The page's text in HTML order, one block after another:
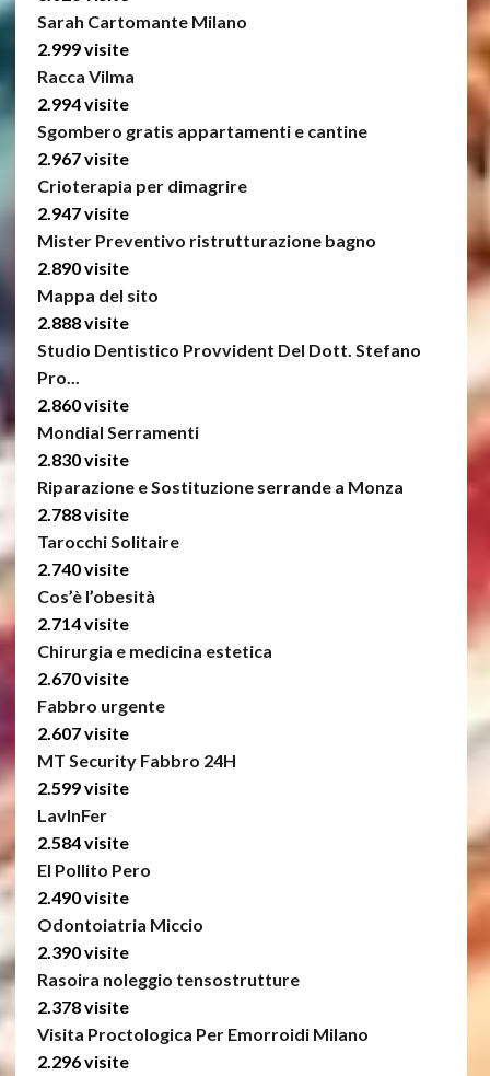
Sarah Cartomante Milano
2.999 visite
Racca Vilma
2.994 visite
Sgombero gratis appartamenti e cantine
2.967 visite
Crioterapia per dimagrire
2.947 visite
Mister Preventivo ristrutturazione bagno
2.890 visite
Mappa del sito
2.888 visite
Studio Dentistico Provvident Del Dott. Stefano
Pro...
2.860 visite
Mondial Serramenti
2.830 visite
Riparazione e Sostituzione serrande a Monza
2.788 visite
Tarocchi Solitaire
2.740 visite
Cos’è l’obesità
2.714 visite
Chirurgia e medicina estetica
2.670 visite
Fabbro urgente
2.607 visite
MT Security Fabbro 24H
2.599 visite
LavInFer
2.584 visite
El Pollito Pero
2.490 visite
Odontoiatria Miccio
2.390 visite
Rasoira noleggio tensostrutture
2.378 visite
Visita Proctologica Per Emorroidi Milano
2.296 visite